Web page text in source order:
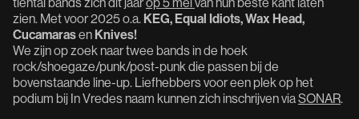
zien. Met voor 2025 o.a. KEG, Equal Idiots, Wax Head,
Cucamarasen Knives!
We zijn op zoek naar twee bands in de hoek
rock/shoegaze/punk/post-punk die passen bij de
bovenstaande line-up. Liefhebbers voor een plek op het
podium bij In Vredes naam kunnen zich inschrijven viaSONAR.